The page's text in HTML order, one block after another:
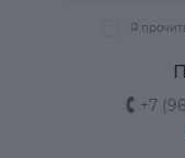
Я
+7